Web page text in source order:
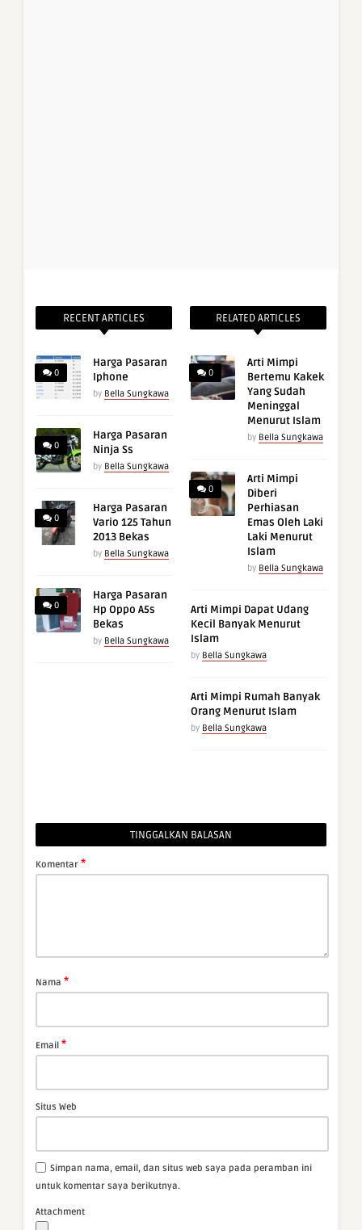
RECENT ARTICLES
0
Harga Pasaran
Iphone
by Bella Sungkawa
0
Harga Pasaran
Ninja Ss
by Bella Sungkawa
0
Harga Pasaran
Vario 125 Tahun
2013 Bekas
by Bella Sungkawa
0
Harga Pasaran
Hp Oppo A5s
Bekas
by Bella Sungkawa
RELATED ARTICLES
0
Arti Mimpi
Bertemu Kakek
Yang Sudah
Meninggal
Menurut Islam
by Bella Sungkawa
0
Arti Mimpi
Diberi
Perhiasan
Emas Oleh Laki
Laki Menurut
Islam
by Bella Sungkawa
Arti Mimpi Dapat Udang
Kecil Banyak Menurut
Islam
by Bella Sungkawa
Arti Mimpi Rumah Banyak
Orang Menurut Islam
by Bella Sungkawa
TINGGALKAN BALASAN
Komentar *
Nama *
Email *
Situs Web
Simpan nama, email, dan situs web saya pada peramban ini
untuk komentar saya berikutnya.
Attachment